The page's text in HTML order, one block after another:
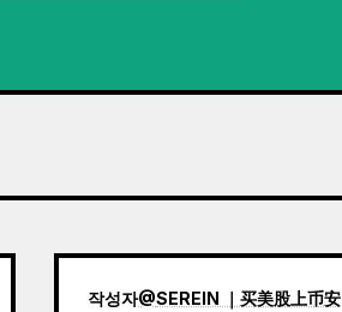
작성자@SEREIN ｜买美股上币安